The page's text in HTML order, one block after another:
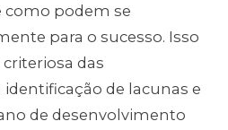
como podem se
para o sucesso. Isso
das
de lacunas e
de desenvolvimento